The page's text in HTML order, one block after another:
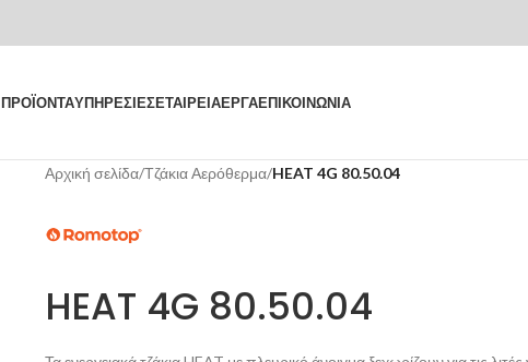
ΠΡΟΪΟΝΤΑΥΠΗΡΕΣΙΕΣΕΤΑΙΡΕΙΑΕΡΓΑΕΠΙΚΟΙΝΩΝΙΑ
Αρχική σελίδα/Τζάκια Αερόθερμα/HEAT 4G 80.50.04
HEAT 4G 80.50.04